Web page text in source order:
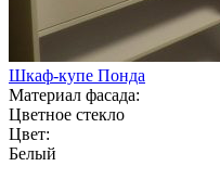
Шкаф-купе Понда
Материал фасада:
Цветное стекло
Цвет:
Белый